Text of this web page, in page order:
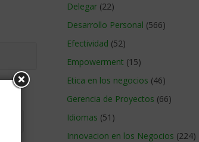
Delegar (22)
Desarrollo Personal (566)
Efectividad (52)
Empowerment (15)
Etica en los negocios (46)
Gerencia de Proyectos (66)
Idiomas (51)
Innovacion en los Negocios (224)